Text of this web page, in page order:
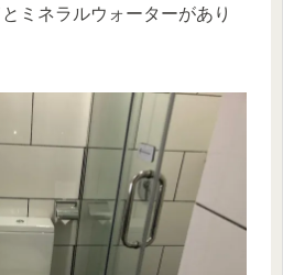
ミネラルウォーターがあり